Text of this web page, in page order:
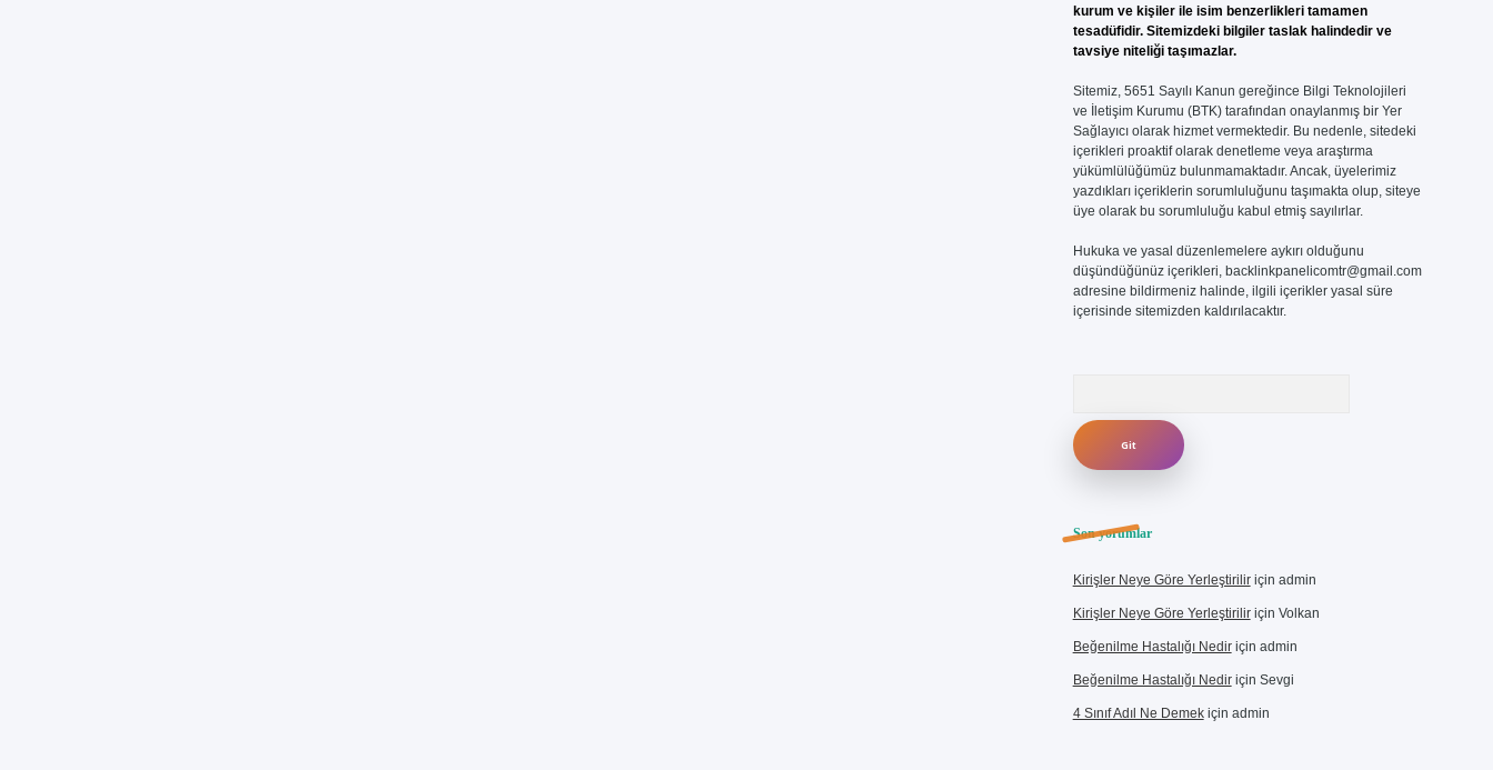
kurum ve kişiler ile isim benzerlikleri tamamen
tesadüfidir. Sitemizdeki bilgiler taslak halindedir ve
tavsiye niteliği taşımazlar.
Sitemiz, 5651 Sayılı Kanun gereğince Bilgi Teknolojileri
ve İletişim Kurumu (BTK) tarafından onaylanmış bir Yer
Sağlayıcı olarak hizmet vermektedir. Bu nedenle, sitedeki
içerikleri proaktif olarak denetleme veya araştırma
yükümlülüğümüz bulunmamaktadır. Ancak, üyelerimiz
yazdıkları içeriklerin sorumluluğunu taşımakta olup, siteye
üye olarak bu sorumluluğu kabul etmiş sayılırlar.
Hukuka ve yasal düzenlemelere aykırı olduğunu
düşündüğünüz içerikleri, backlinkpanelicomtr@gmail.com
adresine bildirmeniz halinde, ilgili içerikler yasal süre
içerisinde sitemizden kaldırılacaktır.
Son yorumlar
Kirişler Neye Göre Yerleştiriliriçin admin
Kirişler Neye Göre Yerleştiriliriçin Volkan
Beğenilme Hastalığı Nediriçin admin
Beğenilme Hastalığı Nediriçin Sevgi
4 Sınıf Adıl Ne Demekiçin admin